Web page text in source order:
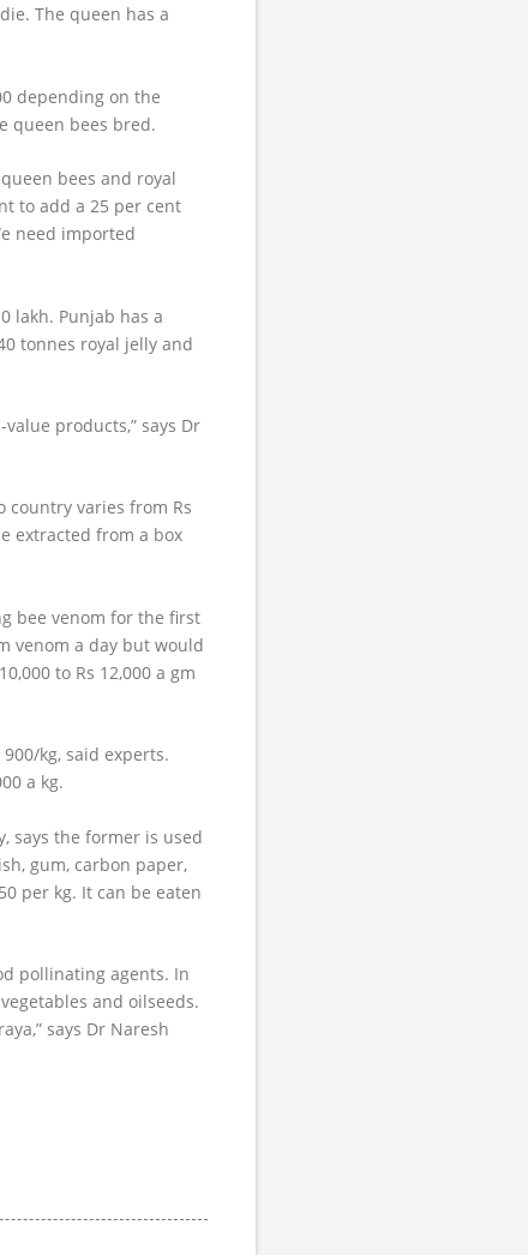
The queen has a
depending on the
queen bees bred.
bees and royal
to add a 25 per cent
need imported
lakh. Punjab has a
tonnes royal jelly and
products,” says Dr
country varies from Rs
extracted from a box
bee venom for the first
venom a day but would
to Rs 12,000 a gm
kg, said experts.
a kg.
says the former is used
gum, carbon paper,
per kg. It can be eaten
pollinating agents. In
and oilseeds.
says Dr Naresh